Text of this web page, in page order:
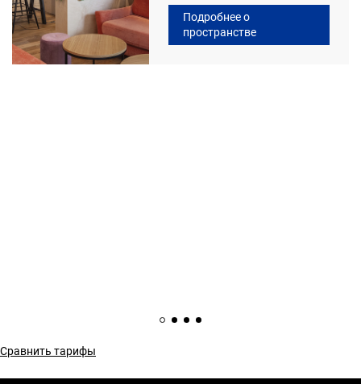
Подробнее о
пространстве
Сравнить тарифы